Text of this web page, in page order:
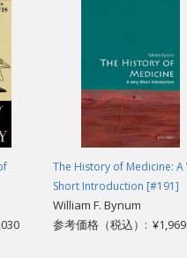
The History of Medicine: A
Short Introduction [#191]
William F. Bynum
参考価格（税込）: ¥1,969